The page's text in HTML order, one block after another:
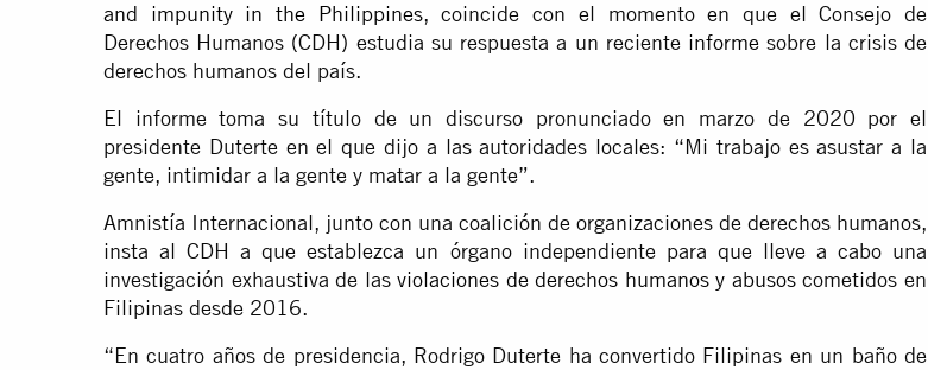
and impunity in the Philippines, coincide con el momento en que el Consejo de
Derechos Humanos (CDH) estudia su respuesta a un reciente informe sobre la crisis de
derechos humanos del país.
El informe toma su título de un discurso pronunciado en marzo de 2020 por el
presidente Duterte en el que dijo a las autoridades locales: “Mi trabajo es asustar a la
gente, intimidar a la gente y matar a la gente”.
Amnistía Internacional, junto con una coalición de organizaciones de derechos humanos,
insta al CDH a que establezca un órgano independiente para que lleve a cabo una
investigación exhaustiva de lasviolaciones de derechos humanos y abusoscometidos en
Filipinas desde 2016.
“En cuatro años de presidencia, Rodrigo Duterte ha convertido Filipinas en un baño de